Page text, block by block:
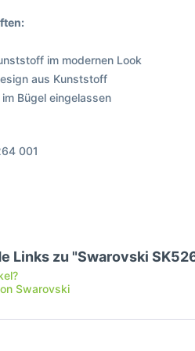
im modernen Look
aus Kunststoff
Bügel eingelassen
001
Links zu "Swarovski
Swarovski